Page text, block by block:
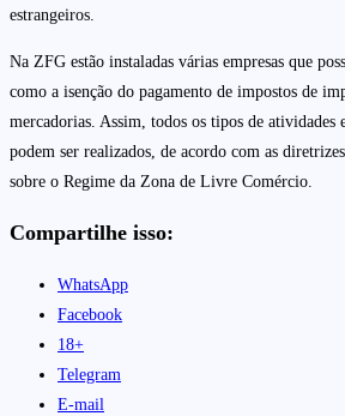
estrangeiros.
Na ZFG estão instaladas várias empresas que
como a isenção do pagamento de impostos de
mercadorias. Assim, todos os tipos de atividades
podem ser realizados, de acordo com as
sobre o Regime da Zona de Livre Comércio.
Compartilhe isso:
WhatsApp
Facebook
18+
Telegram
E-mail